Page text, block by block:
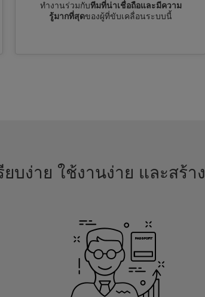
ทำงานร่วมกับทีมที่น่าเชื่อถือและมีความ
รู้มากที่สุดของผู้ที่ขับเคลื่อนระบบนี้
บง่าย ใช้งานง่าย และสร้าง